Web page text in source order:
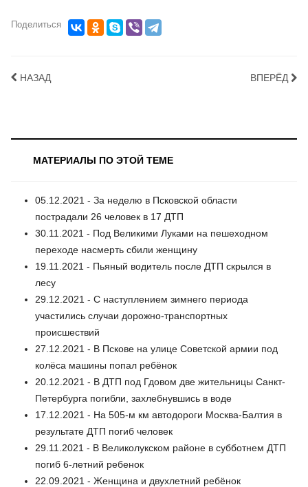
Поделиться
НАЗАД ВПЕРЁД
МАТЕРИАЛЫ ПО ЭТОЙ ТЕМЕ
05.12.2021 - За неделю в Псковской области
пострадали 26 человек в 17 ДТП
30.11.2021 - Под Великими Луками на пешеходном
переходе насмерть сбили женщину
19.11.2021 - Пьяный водитель после ДТП скрылся в
лесу
29.12.2021 - С наступлением зимнего периода
участились случаи дорожно-транспортных
происшествий
27.12.2021 - В Пскове на улице Советской армии под
колёса машины попал ребёнок
20.12.2021 - В ДТП под Гдовом две жительницы Санкт-
Петербурга погибли, захлебнувшись в воде
17.12.2021 - На 505-м км автодороги Москва-Балтия в
результате ДТП погиб человек
29.11.2021 - В Великолукском районе в субботнем ДТП
погиб 6-летний ребенок
22.09.2021 - Женщина и двухлетний ребёнок